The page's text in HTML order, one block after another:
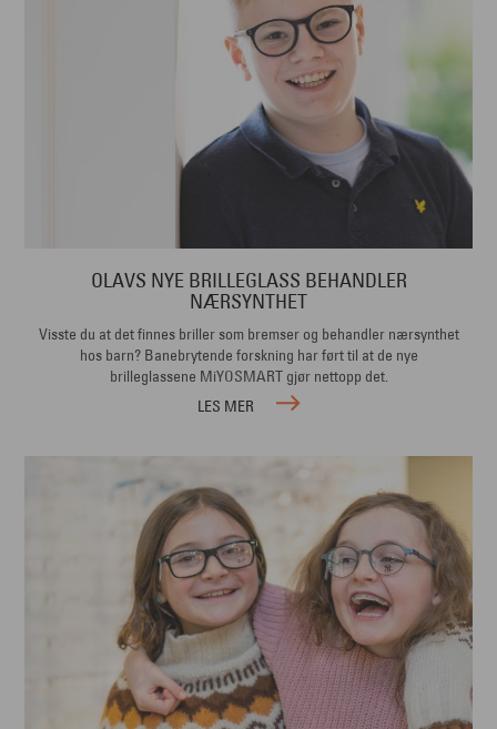
OLAVS NYE BRILLEGLASS BEHANDLER
NÆRSYNTHET
Visste du at det finnes briller som bremser og behandler nærsynthet
hos barn? Banebrytende forskning har ført til at de nye
brilleglassene MiYOSMART gjør nettopp det.
LES MER